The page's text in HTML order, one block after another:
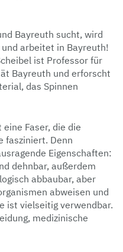
Bayreuth sucht, wird
arbeitet in Bayreuth!
ist Professor für
Bayreuth und erforscht
das Spinnen
Faser, die die
fasziniert. Denn
Eigenschaften:
dehnbar, außerdem
abbaubar, aber
abweisen und
ist vielseitig verwendbar.
medizinische